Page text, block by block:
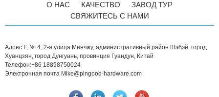
О НАС КАЧЕСТВО
ЗАВОД ТУР
СВЯЖИТЕСЬ С НАМИ
Адрес:F, № 4, 2-я улица Минчжу, административный район Шэбэй, город
Хуанцзян, город Дунгуань, провинция Гуандун, Китай
Телефон:+86 18898750024
Электронная почта Mike@pingood-hardware.com